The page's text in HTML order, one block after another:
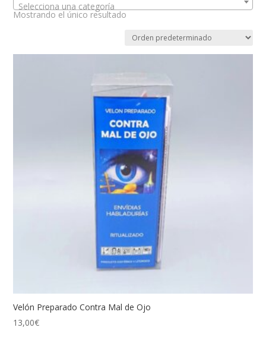
Selecciona una categoría
Mostrando el único resultado
Velón Preparado Contra Mal de Ojo
13,00€